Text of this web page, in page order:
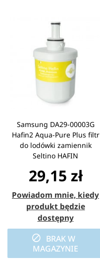
Samsung DA29-00003G
Hafin2 Aqua-Pure Plus filtr
do lodówki zamiennik
Seltino HAFIN
29,15 zł
Powiadom mnie, kiedy
produkt będzie
dostępny
BRAK W
MAGAZYNIE